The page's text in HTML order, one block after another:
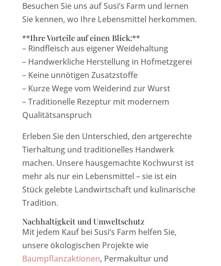
Besuchen Sie uns auf Susi’s Farm und lernen
Sie kennen, wo Ihre Lebensmittel herkommen.
**Ihre Vorteile auf einen Blick:**
– Rindfleisch aus eigener Weidehaltung
– Handwerkliche Herstellung in Hofmetzgerei
– Keine unnötigen Zusatzstoffe
– Kurze Wege vom Weiderind zur Wurst
– Traditionelle Rezeptur mit modernem
Qualitätsanspruch
Erleben Sie den Unterschied, den artgerechte
Tierhaltung und traditionelles Handwerk
machen. Unsere hausgemachte Kochwurst ist
mehr als nur ein Lebensmittel – sie ist ein
Stück gelebte Landwirtschaft und kulinarische
Tradition.
Nachhaltigkeit und Umweltschutz
Mit jedem Kauf bei Susi‘s Farm helfen Sie,
unsere ökologischen Projekte wie
Baumpflanzaktionen, Permakultur und